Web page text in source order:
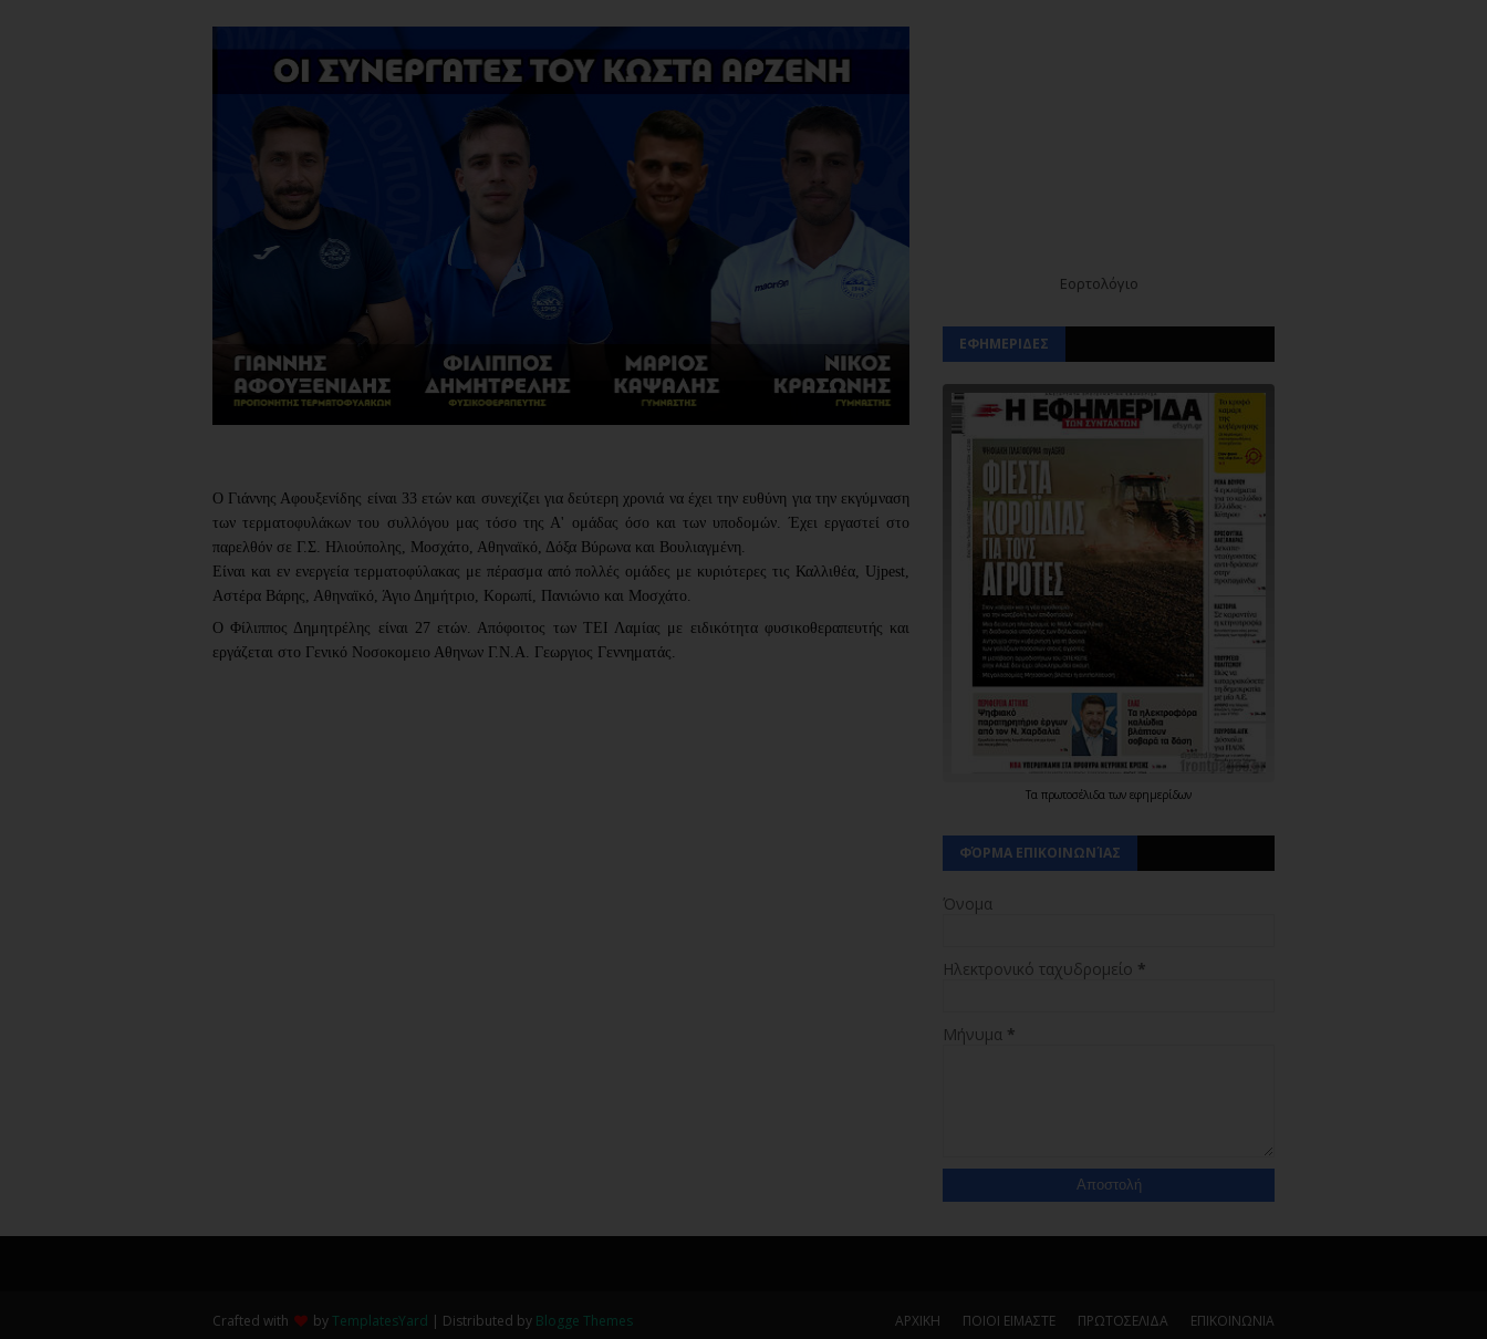
Ο Γιάννης Αφουξενίδης είναι 33 ετών και συνεχίζει για δεύτερη χρονιά να έχει την ευθύνη για την εκγύμναση
των τερματοφυλάκων του συλλόγου μας τόσο της Α' ομάδας όσο και των υποδομών. Έχει εργαστεί στο
παρελθόν σε Γ.Σ. Ηλιούπολης, Μοσχάτο, Αθηναϊκό, Δόξα Βύρωνα και Βουλιαγμένη.
Είναι και εν ενεργεία τερματοφύλακας με πέρασμα από πολλές ομάδες με κυριότερες τις Καλλιθέα, Ujpest,
Αστέρα Βάρης, Αθηναϊκό, Άγιο Δημήτριο, Κορωπί, Πανιώνιο και Μοσχάτο.
Ο Φίλιππος Δημητρέλης είναι 27 ετών. Απόφοιτος των ΤΕΙ Λαμίας με ειδικότητα φυσικοθεραπευτής και
εργάζεται στο Γενικό Νοσοκομειο Αθηνων Γ.Ν.Α. Γεωργιος Γεννηματάς.
Εορτολόγιο
ΕΦΗΜΕΡΙΔΕΣ
Τα πρωτοσέλιδα των εφημερίδων
ΦΌΡΜΑ ΕΠΙΚΟΙΝΩΝΊΑΣ
Όνομα
Ηλεκτρονικό ταχυδρομείο *
Μήνυμα *
ΑΡΧΙΚΗ ΠΟΙΟΙ ΕΙΜΑΣΤΕ ΠΡΩΤΟΣΕΛΙΔΑ ΕΠΙΚΟΙΝΩΝΙΑ
Crafted with byTemplatesYard | Distributed by Blogge Themes